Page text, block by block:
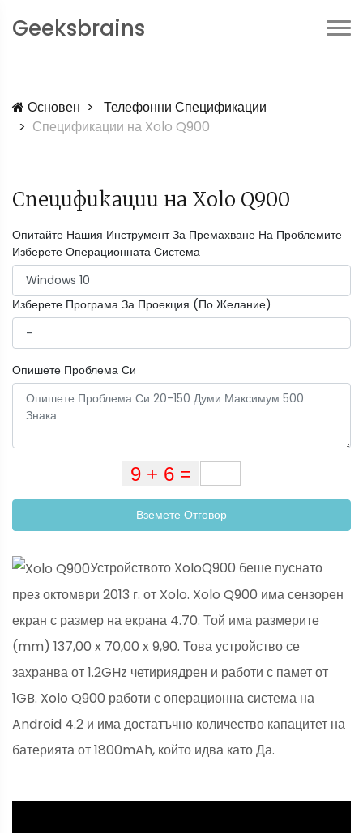
Geeksbrains
Основен
Телефонни Спецификации
Спецификации на Xolo Q900
Спецификации на Xolo Q900
Опитайте Нашия Инструмент За Премахване На Проблемите
Изберете Операционната Система
Изберете Програма За Проекция (По Желание)
Опишете Проблема Си
Вземете Отговор
Устройството XoloQ900 беше пуснато
през октомври 2013 г. от Xolo. Xolo Q900 има сензорен
екран с размер на екрана 4.70. Той има размерите
(mm) 137,00 x 70,00 x 9,90. Това устройство се
захранва от 1.2GHz четириядрен и работи с памет от
1GB. Xolo Q900 работи с операционна система на
Android 4.2 и има достатъчно количество капацитет на
батерията от 1800mAh, който идва като Да.